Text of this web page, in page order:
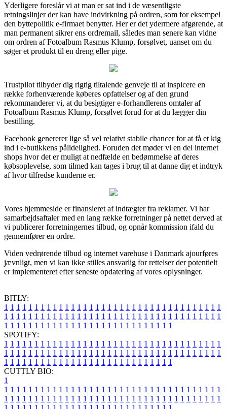
Yderligere foreslår vi at man er sat ind i de væsentligste
retningslinjer der kan have indvirkning på ordren, som for eksempel
den byttepolitik e-firmaet benytter. Her er det ydermere afgørende, at
man permanent sikrer ens ordremail, således man senere kan vidne
om ordren af Fotoalbum Rasmus Klump, forsølvet, uanset om du
søger et produkt til en dreng eller pige.
Trustpilot tilbyder dig rigtig tiltalende genveje til at inspicere en
række forhenværende køberes opfattelser og af den grund
rekommanderer vi, at du besigtiger e-forhandlerens omtaler af
Fotoalbum Rasmus Klump, forsølvet forud for at du lægger din
bestilling.
Facebook genererer lige så vel relativt stabile chancer for at få et kig
ind i e-butikkens pålidelighed. Foruden det møder vi en del internet
shops hvor det er muligt at nedfælde en bedømmelse af deres
købsoplevelse, som tilmed kan tages i brug til at danne dig et indtryk
af hvor tilfredse kunderne er.
Vores hjemmeside er finansieret af indtægter fra reklamer. Vi har
samarbejdsaftaler med en lang række forretninger på nettet derved at
vi publicerer forretningernes tilbud, og opnår kommission ifald du
gennemfører en ordre.
Viden vedrørende tilbud og internet varehuse i Danmark ajourføres
jævnligt, men vi kan ikke stilles ansvarlig for rettelser der potentielt
er implementeret efter seneste opdatering af vores oplysninger.
BITLY:
1 1 1 1 1 1 1 1 1 1 1 1 1 1 1 1 1 1 1 1 1 1 1 1 1 1 1 1 1 1 1 1 1 1 1 1
1 1 1 1 1 1 1 1 1 1 1 1 1 1 1 1 1 1 1 1 1 1 1 1 1 1 1 1 1 1 1 1 1 1 1 1
1 1 1 1 1 1 1 1 1 1 1 1 1 1 1 1 1 1 1 1 1 1 1 1 1 1 1 1
SPOTIFY:
1 1 1 1 1 1 1 1 1 1 1 1 1 1 1 1 1 1 1 1 1 1 1 1 1 1 1 1 1 1 1 1 1 1 1 1
1 1 1 1 1 1 1 1 1 1 1 1 1 1 1 1 1 1 1 1 1 1 1 1 1 1 1 1 1 1 1 1 1 1 1 1
1 1 1 1 1 1 1 1 1 1 1 1 1 1 1 1 1 1 1 1 1 1 1 1 1 1 1 1
CUTTLY BIO:
1
1 1 1 1 1 1 1 1 1 1 1 1 1 1 1 1 1 1 1 1 1 1 1 1 1 1 1 1 1 1 1 1 1 1 1 1
1 1 1 1 1 1 1 1 1 1 1 1 1 1 1 1 1 1 1 1 1 1 1 1 1 1 1 1 1 1 1 1 1 1 1 1